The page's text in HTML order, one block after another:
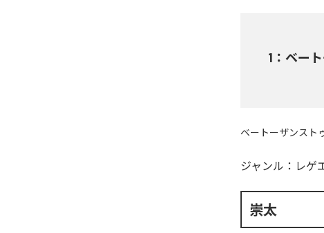
1 ： ベー
ベートーザンスト
ジャンル： レゲ
崇太